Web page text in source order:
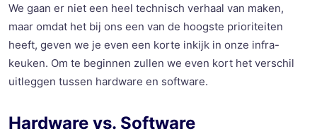
We gaan er niet een heel technisch verhaal van maken,
maar omdat het bij ons een van de hoogste prioriteiten
heeft, geven we je even een korte inkijk in onze infra-
keuken. Om te beginnen zullen we even kort het verschil
uitleggen tussen hardware en software.
Hardware vs. Software